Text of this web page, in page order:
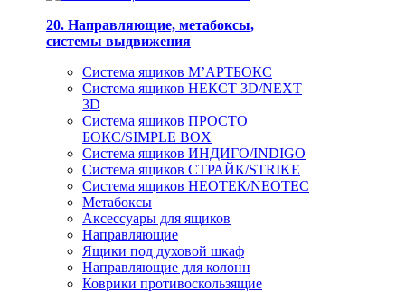
20. Направляющие, метабоксы,
системы выдвижения
Система ящиков М’АРТБОКС
Система ящиков НЕКСТ 3D/NEXT
3D
Система ящиков ПРОСТО
БОКС/SIMPLE BOX
Система ящиков ИНДИГО/INDIGO
Система ящиков СТРАЙК/STRIKE
Система ящиков НЕОТЕК/NEOTEC
Метабоксы
Аксессуары для ящиков
Направляющие
Ящики под духовой шкаф
Направляющие для колонн
Коврики противоскользящие